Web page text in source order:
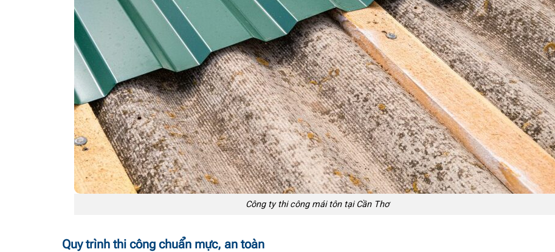
Công ty thi công mái tôn tại Cần Thơ
Quy trình thi công chuẩn mực, an toàn